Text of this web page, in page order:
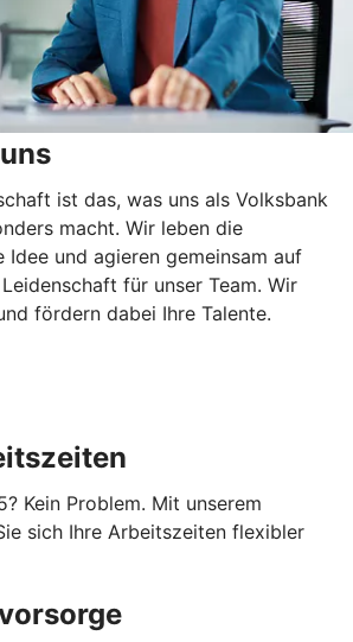
ist das, was uns als Volksbank
macht. Wir leben die
Idee und agieren gemeinsam auf
für unser Team. Wir
fördern dabei Ihre Talente.
Kein Problem. Mit unserem
sich Ihre Arbeitszeiten flexibler